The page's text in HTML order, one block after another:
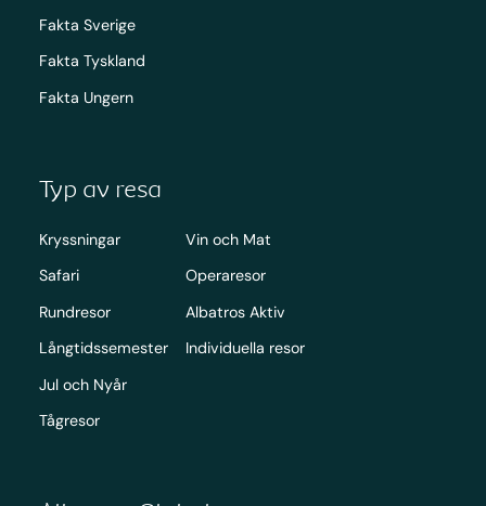
Fakta Sverige
Fakta Tyskland
Fakta Ungern
Typ av resa
Kryssningar
Safari
Rundresor
Långtidssemester
Jul och Nyår
Tågresor
Vin och Mat
Operaresor
Albatros Aktiv
Individuella resor